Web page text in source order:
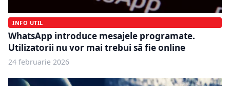
INFO UTIL
WhatsApp introduce mesajele programate.
Utilizatorii nu vor mai trebui să fie online
24 februarie 2026